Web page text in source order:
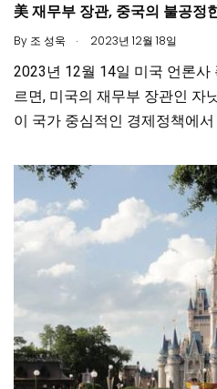
美 재무부 장관, 중국의 불공정
By 조 성욱 . 2023년 12월 18일
2023년 12월 14일 미국 언론사
르면, 미국의 재무부 장관인 자
이 국가 중심적인 경제정책에서